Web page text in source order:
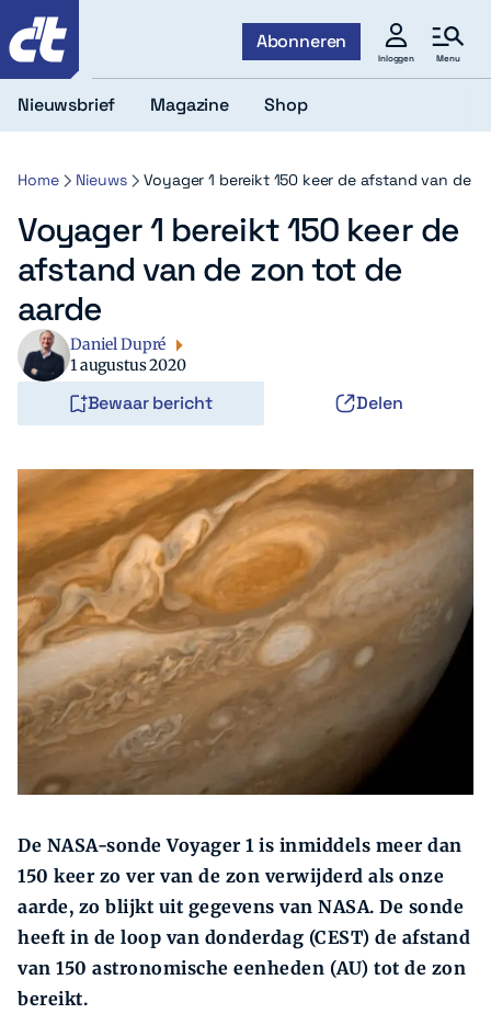
Abonneren
Inloggen Menu
Zoeken Zoek
Nieuwsbrief Magazine Shop
Home Nieuws Voyager 1 bereikt 150 keer de afstand van de
Voyager 1 bereikt 150 keer de
afstand van de zon tot de
aarde
Daniel Dupré
1 augustus 2020
Bewaar bericht Delen
De NASA-sonde Voyager 1 is inmiddels meer dan
150 keer zo ver van de zon verwijderd als onze
aarde, zo blijkt uit gegevens van NASA. De sonde
heeft in de loop van donderdag (CEST) de afstand
van 150 astronomische eenheden (AU) tot de zon
bereikt.